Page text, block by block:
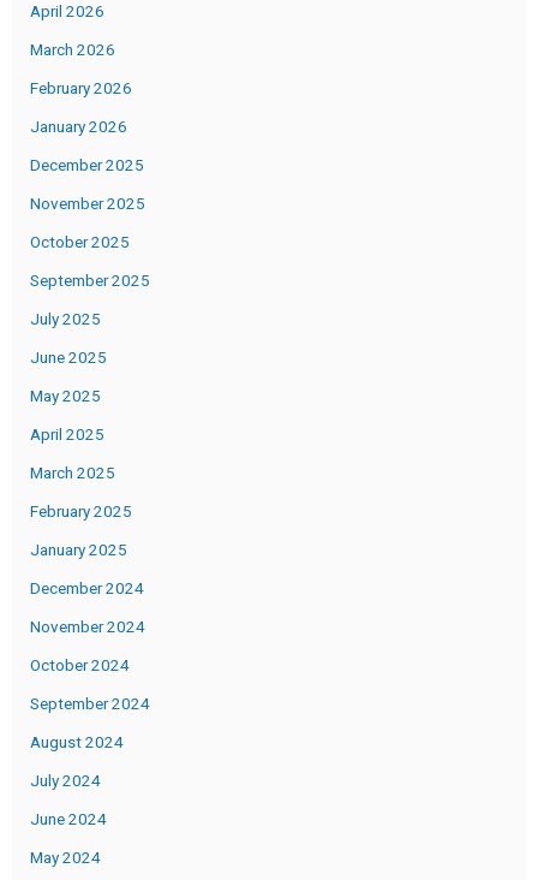
April 2026
March 2026
February 2026
January 2026
December 2025
November 2025
October 2025
September 2025
July 2025
June 2025
May 2025
April 2025
March 2025
February 2025
January 2025
December 2024
November 2024
October 2024
September 2024
August 2024
July 2024
June 2024
May 2024